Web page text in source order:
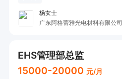
杨女士
广东阿格蕾雅光电材料有限公司
EHS管理部总监
15000-20000 元/月